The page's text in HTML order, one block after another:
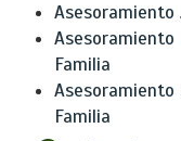
Asesoramiento
Familia
Asesoramiento
Familia